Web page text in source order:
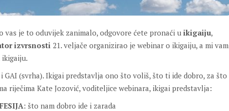
vas je to oduvijek zanimalo, odgovore ćete pronaći u ikigaiju,
izvrsnosti 21. veljače organizirao je webinar o ikigaiju, a mi vam
ikigaiju.
(svrha). Ikigai predstavlja ono što voliš, što ti ide dobro, za što
riječima Kate Jozović, voditeljice webinara, ikigai predstavlja:
: što nam dobro ide i zarada